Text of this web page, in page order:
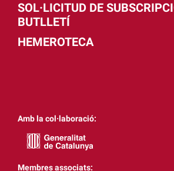
SOL·LICITUD DE
BUTLLETÍ
HEMEROTECA
Amb la col·laboració:
Membres associats: